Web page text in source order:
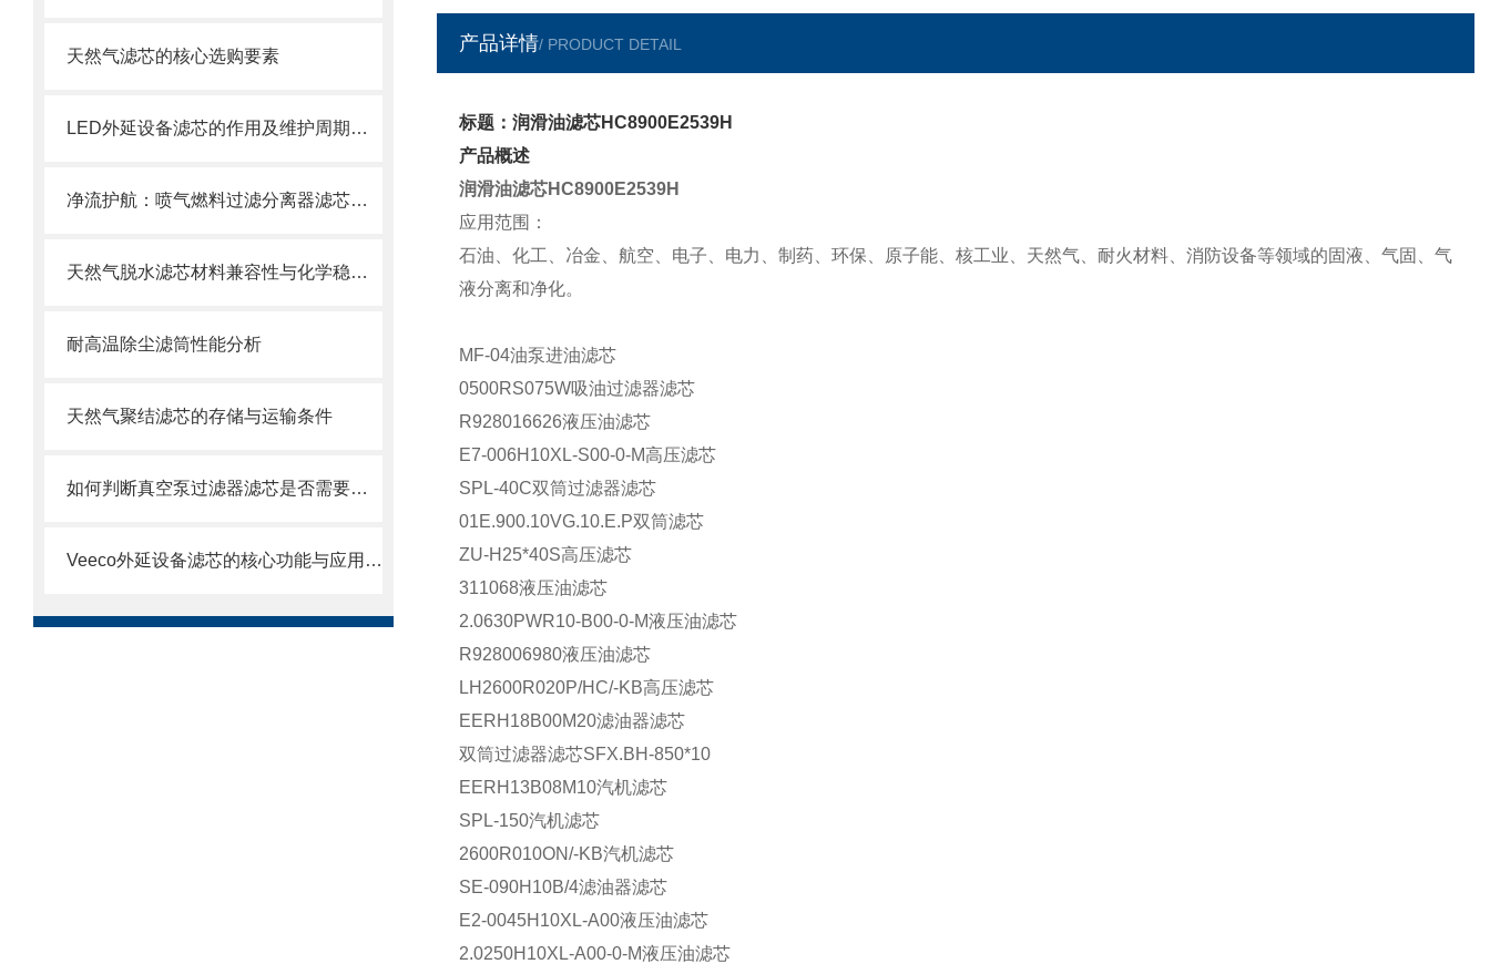
天然气滤芯的核心选购要素
LED外延设备滤芯的作用及维护周期科普
净流护航：喷气燃料过滤分离器滤芯的使用目的
天然气脱水滤芯材料兼容性与化学稳定性
耐高温除尘滤筒性能分析
天然气聚结滤芯的存储与运输条件
如何判断真空泵过滤器滤芯是否需要更换？
Veeco外延设备滤芯的核心功能与应用场景
产品详情/ PRODUCT DETAIL
标题：润滑油滤芯HC8900E2539H
产品概述
润滑油滤芯HC8900E2539H
应用范围：
石油、化工、冶金、航空、电子、电力、制药、环保、原子能、核工业、天然气、耐火材料、消防设备等领域的固液、气固、气
液分离和净化。
MF-04油泵进油滤芯
0500RS075W吸油过滤器滤芯
R928016626液压油滤芯
E7-006H10XL-S00-0-M高压滤芯
SPL-40C双筒过滤器滤芯
01E.900.10VG.10.E.P双筒滤芯
ZU-H25*40S高压滤芯
311068液压油滤芯
2.0630PWR10-B00-0-M液压油滤芯
R928006980液压油滤芯
LH2600R020P/HC/-KB高压滤芯
EERH18B00M20滤油器滤芯
双筒过滤器滤芯SFX.BH-850*10
EERH13B08M10汽机滤芯
SPL-150汽机滤芯
2600R010ON/-KB汽机滤芯
SE-090H10B/4滤油器滤芯
E2-0045H10XL-A00液压油滤芯
2.0250H10XL-A00-0-M液压油滤芯